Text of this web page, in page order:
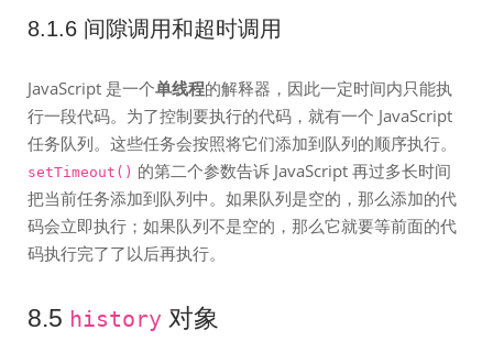
8.1.6 间隙调用和超时调用
JavaScript 是一个单线程的解释器，因此一定时间内只能执
行一段代码。为了控制要执行的代码，就有一个 JavaScript
任务队列。这些任务会按照将它们添加到队列的顺序执行。
setTimeout() 的第二个参数告诉 JavaScript 再过多长时间
把当前任务添加到队列中。如果队列是空的，那么添加的代
码会立即执行；如果队列不是空的，那么它就要等前面的代
码执行完了了以后再执行。
8.5 history 对象